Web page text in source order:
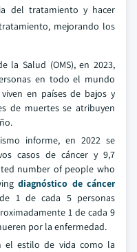
del tratamiento y hacer
mejorando los
la Salud (OMS), en 2023,
en todo el mundo
en países de bajos y
de muertes se atribuyen
informe, en 2022 se
casos de cáncer y 9,7
number of people who
diagnóstico de cáncer
1 de cada 5 personas
1 de cada 9
por la enfermedad.
el estilo de vida como la